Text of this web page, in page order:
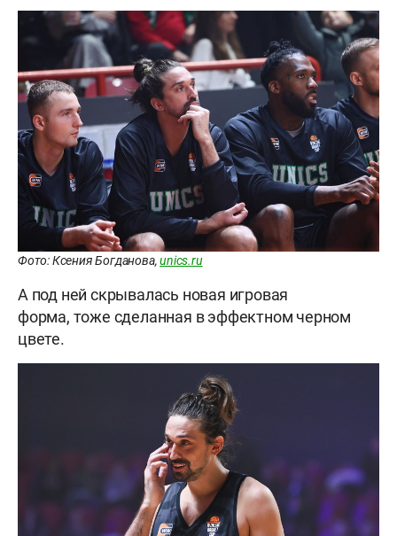
Фото: Ксения Богданова,unics.ru
А под ней скрывалась новая игровая
форма, тоже сделанная в эффектном черном
цвете.